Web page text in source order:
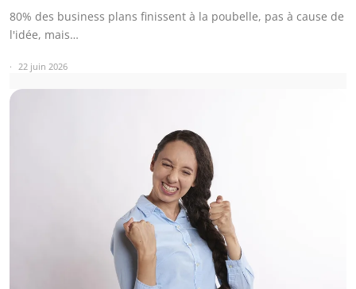
80% des business plans finissent à la poubelle, pas à cause de
l'idée, mais…
22 juin 2026